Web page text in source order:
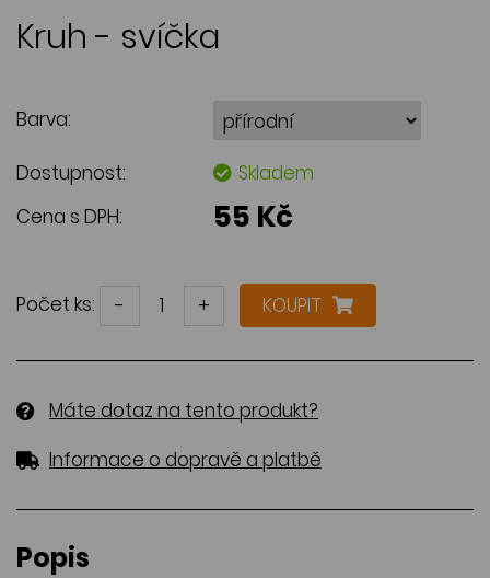
Kruh - svíčka
Barva:
Dostupnost:
Skladem
Cena s DPH:
55 Kč
Počet ks: - + KOUPIT
Máte dotaz na tento produkt?
Informace o dopravě a platbě
Popis